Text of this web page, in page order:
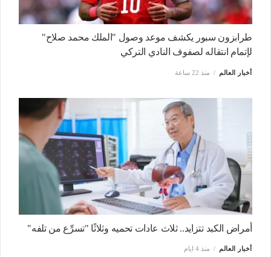
طرابزون سبور يكشف موعد وصول "الملك محمد صلاح"
لإتمام انتقاله لصفوف النادي التركي
أخبار العالم منذ 22 ساعة
أمراض الكبد تتزايد.. ثلاث عادات تحميه وثلاثًا "تسرِّع من تلفه"
أخبار العالم منذ 4 ايام